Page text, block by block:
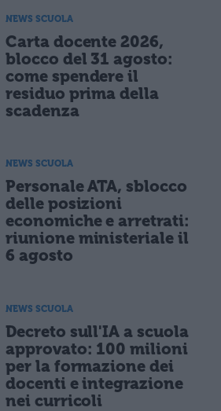
NEWS SCUOLA
Carta docente 2026,
blocco del 31 agosto:
come spendere il
residuo prima della
scadenza
NEWS SCUOLA
Personale ATA, sblocco
delle posizioni
economiche e arretrati:
riunione ministeriale il
6 agosto
NEWS SCUOLA
Decreto sull'IA a scuola
approvato: 100 milioni
per la formazione dei
docenti e integrazione
nei curricoli